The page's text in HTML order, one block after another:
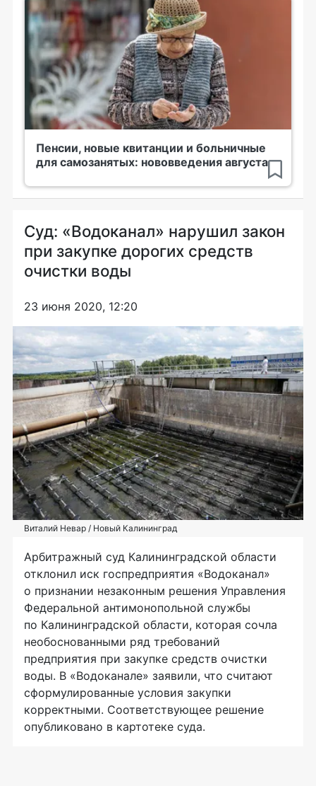
Пенсии, новые квитанции и больничные
для самозанятых: нововведения августа
Суд: «Водоканал» нарушил закон
при закупке дорогих средств
очистки воды
23 июня 2020, 12:20
Виталий Невар / Новый Калининград
Арбитражный суд Калининградской области
отклонил иск госпредприятия «Водоканал»
о признании незаконным решения Управления
Федеральной антимонопольной службы
по Калининградской области, которая сочла
необоснованными ряд требований
предприятия при закупке средств очистки
воды. В «Водоканале» заявили, что считают
сформулированные условия закупки
корректными. Соответствующее решение
опубликовано в картотеке суда.